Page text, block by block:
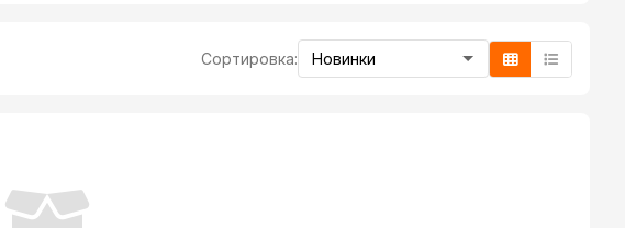
Сортировка: